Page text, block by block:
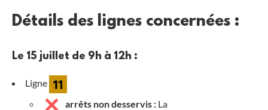
Détails des lignes concernées :
Le 15 juillet de 9h à 12h :
Ligne
arrêts non desservis : La